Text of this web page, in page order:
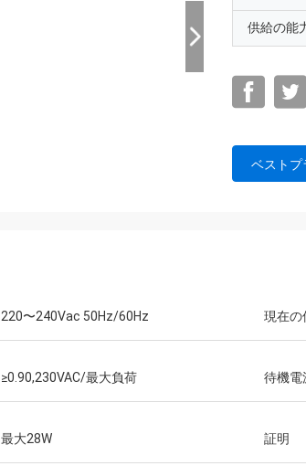
供給の能
ベストプ
220〜240Vac 50Hz/60Hz 現在の
≥0.90,230VAC/最大負荷 待機電
最大28W 証明